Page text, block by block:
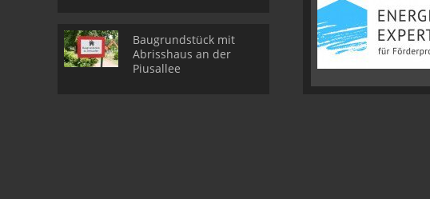
Baugrundstück mit
Abrisshaus an der
Piusallee